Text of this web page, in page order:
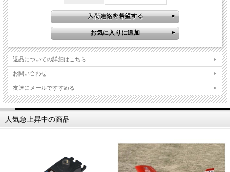
返品についての詳細はこちら
お問い合わせ
友達にメールですすめる
人気急上昇中の商品